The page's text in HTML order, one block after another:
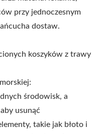
przy jednoczesnym
dostaw.
koszyków z trawy
środowisk, a
usunąć
takie jak błoto i